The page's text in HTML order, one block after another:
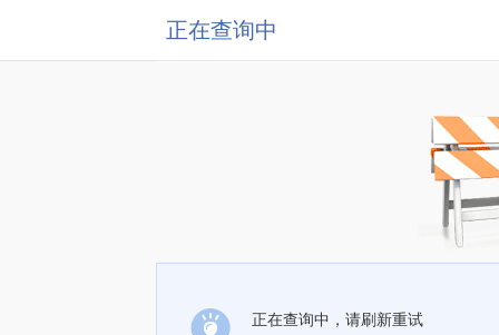
正在查询中
正在查询中，请刷新重试